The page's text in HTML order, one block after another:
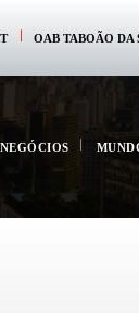
OAB TABOÃO DA